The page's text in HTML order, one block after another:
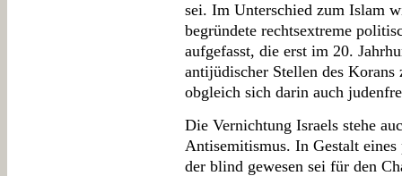
sei. Im Unterschied zum Islam
begründete rechtsextreme
aufgefasst, die erst im 20.
antijüdischer Stellen des
obgleich sich darin auch
Die Vernichtung Israels stehe
Antisemitismus. In Gestalt
der blind gewesen sei für den